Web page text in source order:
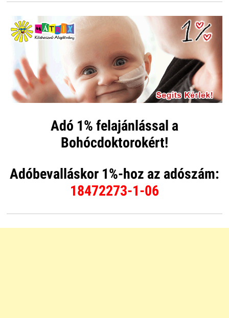
Adó 1% felajánlással a
Bohócdoktorokért!
Adóbevalláskor 1%-hoz az adószám:
18472273-1-06